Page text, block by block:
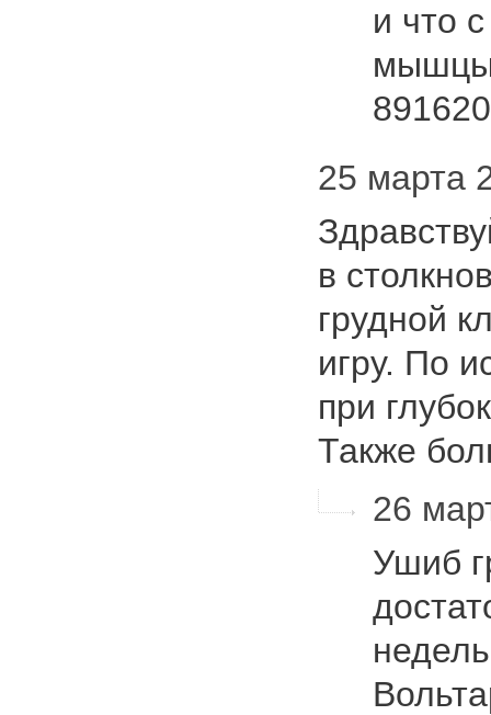
и что
25 марта
в
грудной
игру. По
при
Также
26
Ушиб